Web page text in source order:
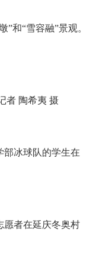
和“雪容融”景观。
者 陶希夷 摄
部冰球队的学生在
愿者在延庆冬奥村